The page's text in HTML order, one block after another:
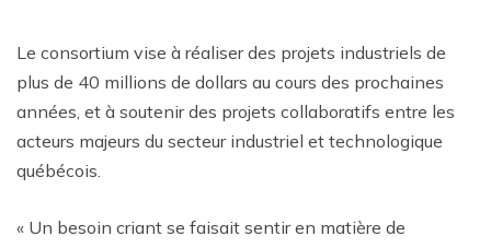
Le consortium vise à réaliser des projets industriels de
plus de 40 millions de dollars au cours des prochaines
années, et à soutenir des projets collaboratifs entre les
acteurs majeurs du secteur industriel et technologique
québécois.
« Un besoin criant se faisait sentir en matière de